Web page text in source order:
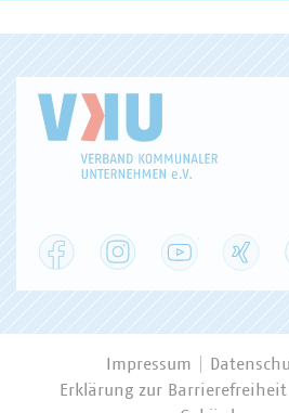
Facebook Instagram YouTube
Impressum
Erklärung zur Barrierefreiheit